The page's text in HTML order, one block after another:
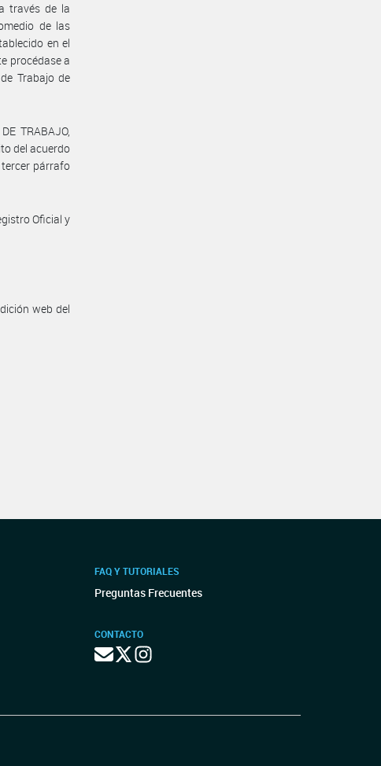
través de la
de las
en el
procédase a
Trabajo de
TRABAJO,
del acuerdo
párrafo
Oficial y
web del
FAQ Y TUTORIALES
Preguntas Frecuentes
CONTACTO